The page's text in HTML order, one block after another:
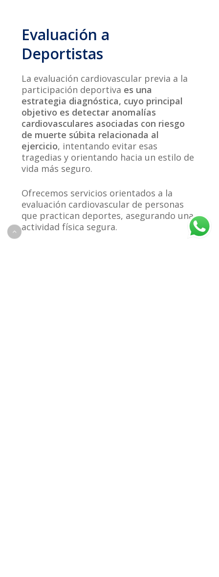
Evaluación a
Deportistas
La evaluación cardiovascular previa a la
participación deportiva es una
estrategia diagnóstica, cuyo principal
objetivo es detectar anomalías
cardiovasculares asociadas con riesgo
de muerte súbita relacionada al
ejercicio, intentando evitar esas
tragedias y orientando hacia un estilo de
vida más seguro.
Ofrecemos servicios orientados a la
evaluación cardiovascular de personas
que practican deportes, asegurando una
actividad física segura.